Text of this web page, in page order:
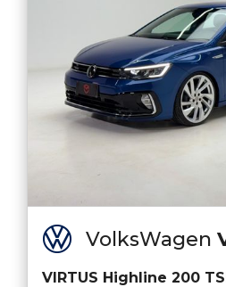
VolksWagen
VIRTUS Highline 200